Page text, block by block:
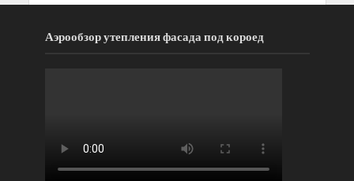
Аэрообзор утепления фасада под короед